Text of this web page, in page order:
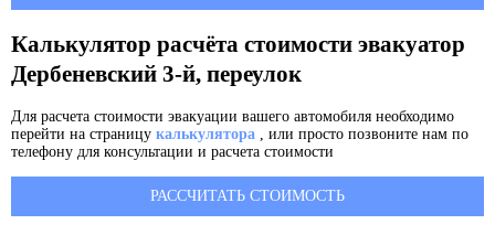
Калькулятор расчёта стоимости эвакуатор
Дербеневский 3-й, переулок
Для расчета стоимости эвакуации вашего автомобиля необходимо
перейти на страницу калькулятора , или просто позвоните нам по
телефону для консультации и расчета стоимости
РАССЧИТАТЬ СТОИМОСТЬ